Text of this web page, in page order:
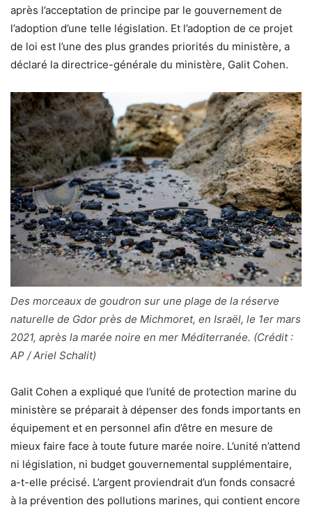
après l’acceptation de principe par le gouvernement de
l’adoption d’une telle législation. Et l’adoption de ce projet
de loi est l’une des plus grandes priorités du ministère, a
déclaré la directrice-générale du ministère, Galit Cohen.
Des morceaux de goudron sur une plage de la réserve
naturelle de Gdor près de Michmoret, en Israël, le 1er mars
2021, après la marée noire en mer Méditerranée. (Crédit :
AP / Ariel Schalit)
Galit Cohen a expliqué que l’unité de protection marine du
ministère se préparait à dépenser des fonds importants en
équipement et en personnel afin d’être en mesure de
mieux faire face à toute future marée noire. L’unité n’attend
ni législation, ni budget gouvernemental supplémentaire,
a-t-elle précisé. L’argent proviendrait d’un fonds consacré
à la prévention des pollutions marines, qui contient encore